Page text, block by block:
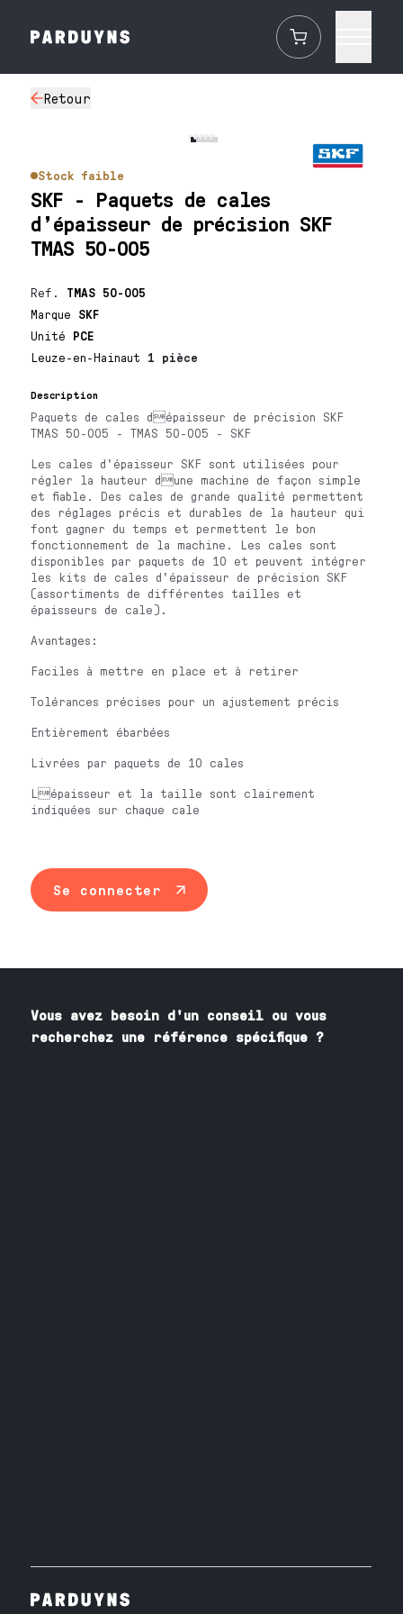
Retour
Stock faible
SKF - Paquets de cales
d’épaisseur de précision SKF
TMAS 50-005
Ref. TMAS 50-005
Marque SKF
Unité PCE
Leuze-en-Hainaut 1 pièce
Description
Paquets de cales dépaisseur de précision SKF
TMAS 50-005 - TMAS 50-005 - SKF
Les cales d'épaisseur SKF sont utilisées pour
régler la hauteur dune machine de façon simple
et fiable. Des cales de grande qualité permettent
des réglages précis et durables de la hauteur qui
font gagner du temps et permettent le bon
fonctionnement de la machine. Les cales sont
disponibles par paquets de 10 et peuvent intégrer
les kits de cales d'épaisseur de précision SKF
(assortiments de différentes tailles et
épaisseurs de cale).
Avantages:
Faciles à mettre en place et à retirer
Tolérances précises pour un ajustement précis
Entièrement ébarbées
Livrées par paquets de 10 cales
Lépaisseur et la taille sont clairement
indiquées sur chaque cale
Se connecter
Vous avez besoin d'un conseil ou vous
recherchez une référence spécifique ?